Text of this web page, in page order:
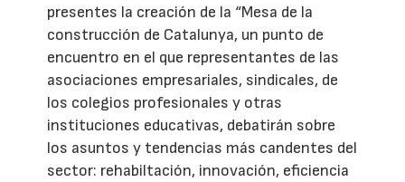
presentes la creación de la “Mesa de la
construcción de Catalunya, un punto de
encuentro en el que representantes de las
asociaciones empresariales, sindicales, de
los colegios profesionales y otras
instituciones educativas, debatirán sobre
los asuntos y tendencias más candentes del
sector: rehabiltación, innovación, eficiencia